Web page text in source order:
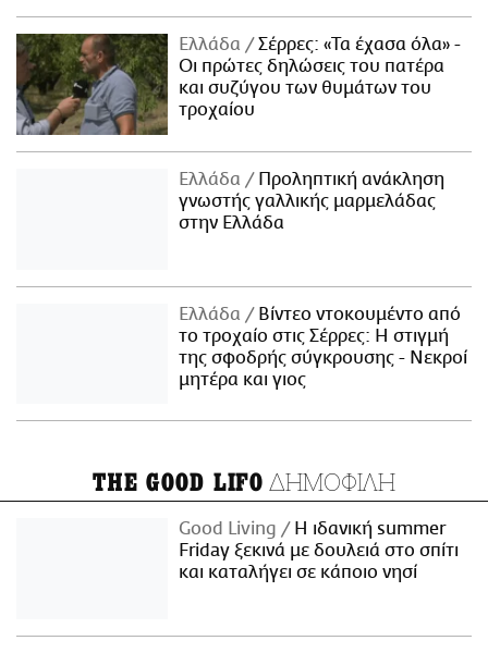
Ελλάδα
Σέρρες: «Τα έχασα όλα» -
Οι πρώτες δηλώσεις του πατέρα
και συζύγου των θυμάτων του
τροχαίου
Ελλάδα
Προληπτική ανάκληση
γνωστής γαλλικής μαρμελάδας
στην Ελλάδα
Ελλάδα
Βίντεο ντοκουμέντο από
το τροχαίο στις Σέρρες: Η στιγμή
της σφοδρής σύγκρουσης - Νεκροί
μητέρα και γιος
THE GOOD LIFO ΔΗΜΟΦΙΛΗ
Good Living
Η ιδανική summer
Friday ξεκινά με δουλειά στο σπίτι
και καταλήγει σε κάποιο νησί